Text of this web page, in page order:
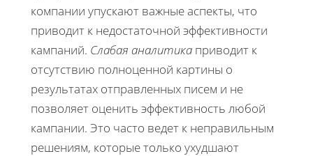
компании упускают важные аспекты, что
приводит к недостаточной эффективности
кампаний. Слабая аналитика приводит к
отсутствию полноценной картины о
результатах отправленных писем и не
позволяет оценить эффективность любой
кампании. Это часто ведет к неправильным
решениям, которые только ухудшают